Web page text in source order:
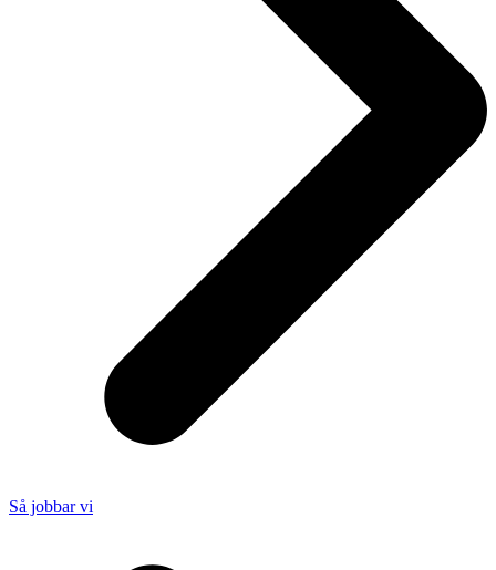
Så jobbar vi